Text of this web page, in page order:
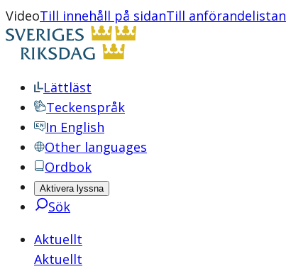
VideoTill innehåll på sidanTill anförandelistan
Lättläst
Teckenspråk
In English
Other languages
Ordbok
Aktivera lyssna
Sök
Aktuellt
Aktuellt